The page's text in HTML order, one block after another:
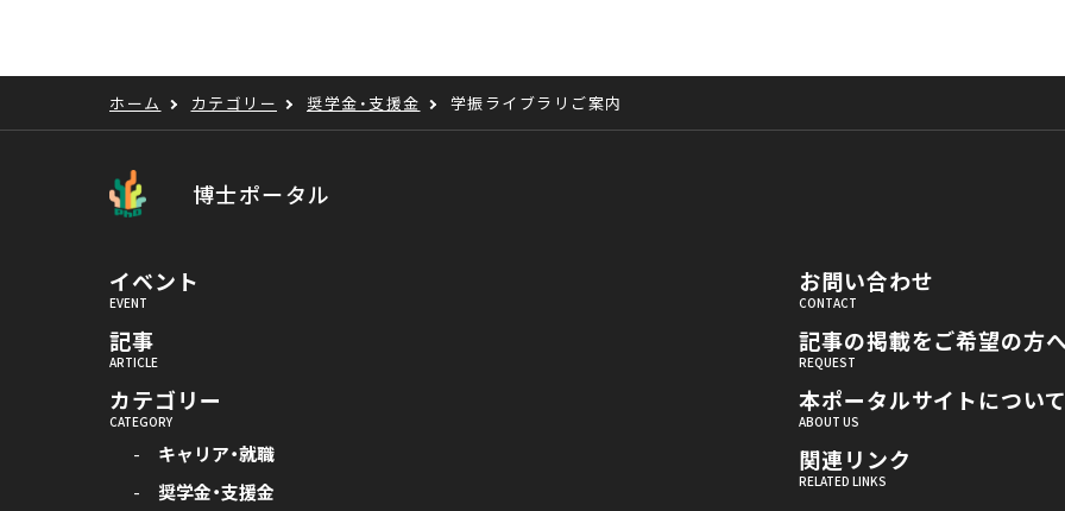
ホーム カテゴリー 奨学金・支援金 学振ライブラリご案内
博士ポータル
イベント
記事
カテゴリー
キャリア・就職
奨学金・支援金
お問い合わせ
記事の掲載をご希望の方
本ポータルサイトについ
関連リンク